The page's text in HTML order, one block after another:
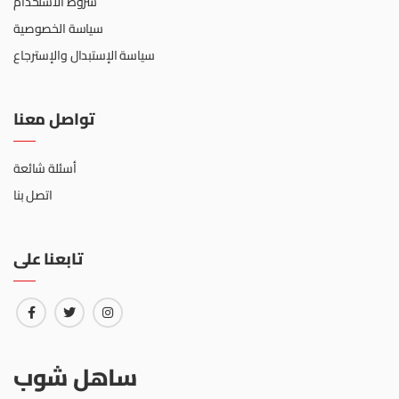
سياسة الخصوصية
سياسة الإستبدال والإسترجاع
تواصل معنا
أسئلة شائعة
اتصل بنا
تابعنا على
ساهل شوب